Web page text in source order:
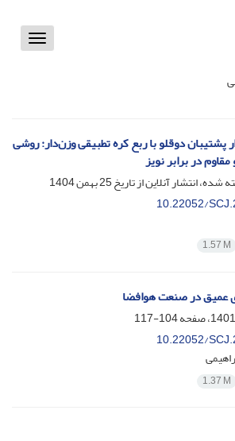
Toggle
پشتیبان دوقلو با ربع کره تطبیقی وزن‌دار: روشی
در برابر نویز
شده، انتشار آنلاین از تاریخ25 بهمن 1404
10.22052/
1.57 M
عمیق در صنعت هوافضا
104-117
10.22052/
1.37 M